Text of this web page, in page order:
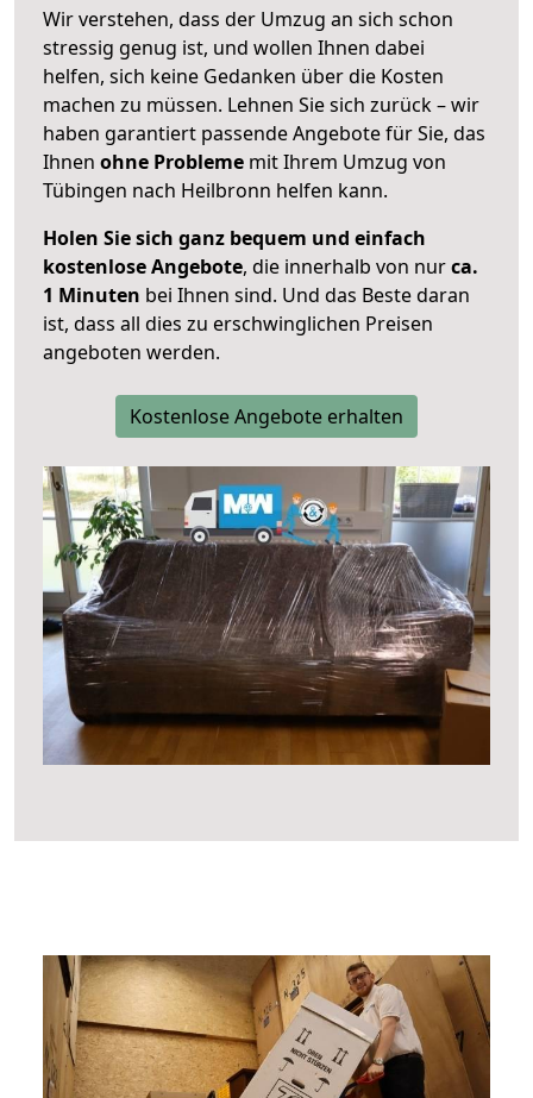
Wir verstehen, dass der Umzug an sich schon
stressig genug ist, und wollen Ihnen dabei
helfen, sich keine Gedanken über die Kosten
machen zu müssen. Lehnen Sie sich zurück – wir
haben garantiert passende Angebote für Sie, das
Ihnen ohne Probleme mit Ihrem Umzug von
Tübingen nach Heilbronn helfen kann.
Holen Sie sich ganz bequem und einfach
kostenlose Angebote, die innerhalb von nurca.
1 Minuten bei Ihnen sind. Und das Beste daran
ist, dass all dies zu erschwinglichen Preisen
angeboten werden.
Kostenlose Angebote erhalten